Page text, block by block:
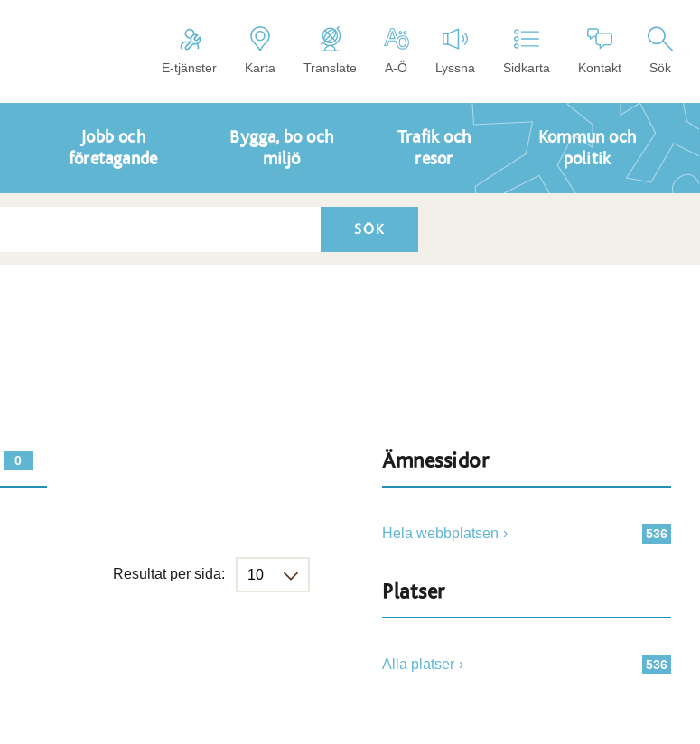
E-tjänster Karta Translate A-Ö Lyssna Sidkarta Kontakt Sök
Jobb och
företagande
Bygga, bo och
miljö
Trafik och
resor
Kommun och
politik
0
Resultat per sida:
Ämnessidor
536
Hela webbplatsen
Platser
536
Alla platser